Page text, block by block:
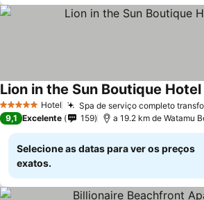
5 Estrelas Hotel Spa de serviço completo
Lion in the Sun Boutique Hotel
9,1 Excelente 159 a 19.2 km de Watamu
Selecione as datas para ver os preços
exatos.